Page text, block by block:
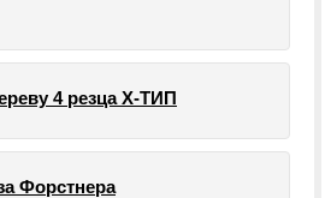
4 резца Х-ТИП
Форстнера